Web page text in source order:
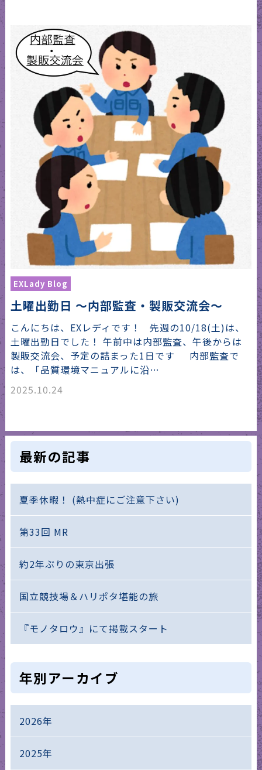
EXLady Blog
土曜出勤日 〜内部監査・製販交流会〜
こんにちは、EXレディです！ 先週の10/18(土)は、
土曜出勤日でした！ 午前中は内部監査、午後からは
製販交流会、予定の詰まった1日です 内部監査で
は、「品質環境マニュアルに沿…
2025.10.24
最新の記事
夏季休暇！ (熱中症にご注意下さい)
第33回 MR
約2年ぶりの東京出張
国立競技場＆ハリポタ堪能の旅
『モノタロウ』にて掲載スタート
年別アーカイブ
2026年
2025年